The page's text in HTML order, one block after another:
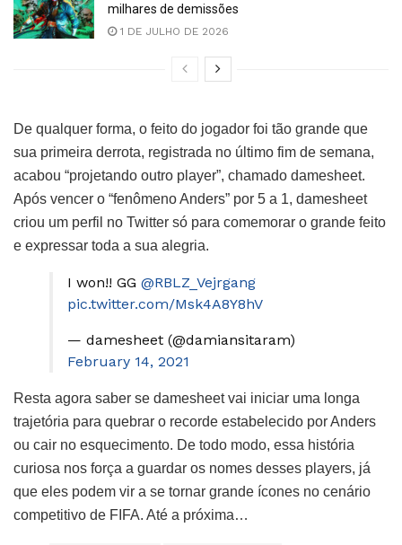
milhares de demissões
1 DE JULHO DE 2026
De qualquer forma, o feito do jogador foi tão grande que
sua primeira derrota, registrada no último fim de semana,
acabou “projetando outro player”, chamado damesheet.
Após vencer o “fenômeno Anders” por 5 a 1, damesheet
criou um perfil no Twitter só para comemorar o grande feito
e expressar toda a sua alegria.
I won!! GG @RBLZ_Vejrgang
pic.twitter.com/Msk4A8Y8hV
— damesheet (@damiansitaram)
February 14, 2021
Resta agora saber se damesheet vai iniciar uma longa
trajetória para quebrar o recorde estabelecido por Anders
ou cair no esquecimento. De todo modo, essa história
curiosa nos força a guardar os nomes desses players, já
que eles podem vir a se tornar grande ícones no cenário
competitivo de FIFA. Até a próxima…